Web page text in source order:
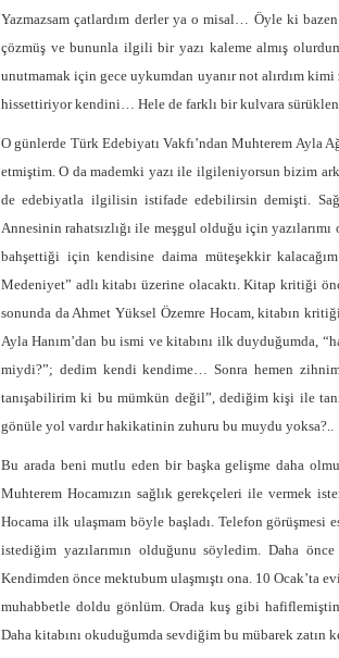
Yazmazsam çatlardım derler ya o misal… Öyle ki
çözmüş ve bununla ilgili bir yazı kaleme almış
unutmamak için gece uykumdan uyanır not alırdım
hissettiriyor kendini… Hele de farklı bir kulvara
O günlerde Türk Edebiyatı Vakfı’ndan Muhterem Ayla
etmiştim. O da mademki yazı ile ilgileniyorsun bizim
de edebiyatla ilgilisin istifade edebilirsin demişti. Sağ
Annesinin rahatsızlığı ile meşgul olduğu için
bahşettiği için kendisine daima müteşekkir
Medeniyet” adlı kitabı üzerine olacaktı. Kitap kritiği
sonunda da Ahmet Yüksel Özemre Hocam, kitabın
Ayla Hanım’dan bu ismi ve kitabını ilk duyduğumda,
miydi?”; dedim kendi kendime… Sonra hemen
tanışabilirim ki bu mümkün değil”, dediğim kişi ile
gönüle yol vardır hakikatinin zuhuru bu muydu yoksa?..
Bu arada beni mutlu eden bir başka gelişme daha
Muhterem Hocamızın sağlık gerekçeleri ile vermek
Hocama ilk ulaşmam böyle başladı. Telefon görüşmesi
istediğim yazılarımın olduğunu söyledim. Daha
Kendimden önce mektubum ulaşmıştı ona. 10
muhabbetle doldu gönlüm. Orada kuş gibi
Daha kitabını okuduğumda sevdiğim bu mübarek